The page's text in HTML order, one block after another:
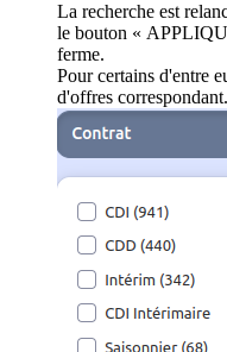
La recherche est
le bouton «
ferme.
Pour certains d'entre
d'offres correspondant.